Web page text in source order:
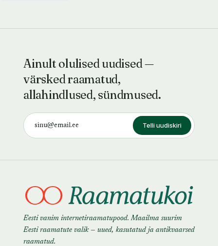
Ainult olulised uudised —
värsked raamatud,
allahindlused, sündmused.
Telli uudiskiri
Eesti vanim internetiraamatupood. Maailma suurim
Eesti raamatute valik — uued, kasutatud ja antikvaarsed
raamatud.